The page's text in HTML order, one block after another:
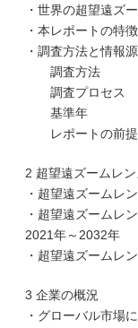
・世界の超望遠ズ
・本レポートの特
・調査方法と情報源
調査方法
調査プロセス
基準年
レポートの前提
2 超望遠ズームレ
・超望遠ズームレ
・超望遠ズームレ
2021年～2032年
・超望遠ズームレ
3 企業の概況
・グローバル市場